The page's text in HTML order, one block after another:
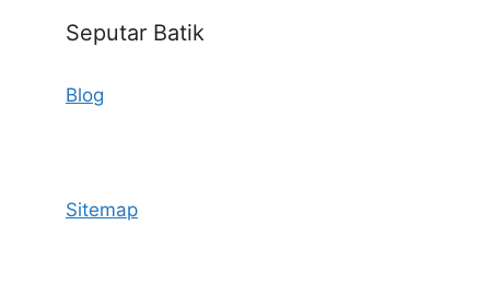
Seputar Batik
Blog
Sitemap